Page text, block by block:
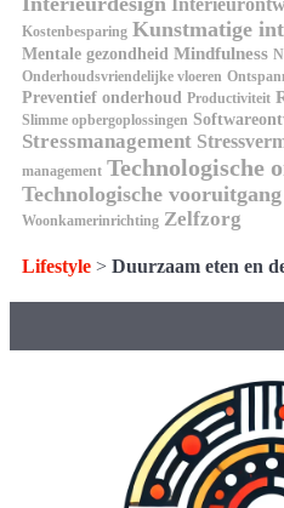
Kostenbesparing Kunstmatige
Mentale gezondheid Mindfulness
Onderhoudsvriendelijke vloeren
Preventief onderhoud Productiviteit
Slimme opbergoplossingen
Stressmanagement
management Technologische
Technologische vooruitgang
Woonkamerinrichting Zelfzorg
Lifestyle > Duurzaam eten en